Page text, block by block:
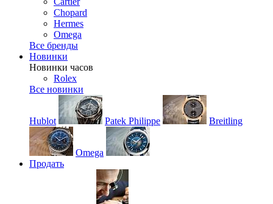
Chopard
Hermes
Omega
Все бренды
Новинки
Новинки часов
Rolex
Все новинки
Hublot Patek Philippe Breitling
Omega
Продать